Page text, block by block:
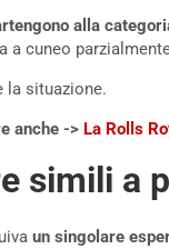
alla
a cuneo
la situazione.
anche -> La Rolls
simili a
un singolare